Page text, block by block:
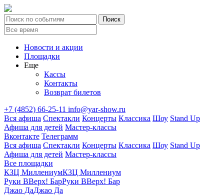
Новости и акции
Площадки
Еще
Кассы
Контакты
Возврат билетов
+7 (4852) 66-25-11 info@yar-show.ru
Вся афиша Спектакли Концерты Классика Шоу Stand Up
Афиша для детей Мастер-классы
Вконтакте Телеграмм
Вся афиша Спектакли Концерты Классика Шоу Stand Up
Афиша для детей Мастер-классы
Все площадки
КЗЦ МиллениумКЗЦ Миллениум
Руки ВВерх! БарРуки ВВерх! Бар
Джао ДаДжао Да